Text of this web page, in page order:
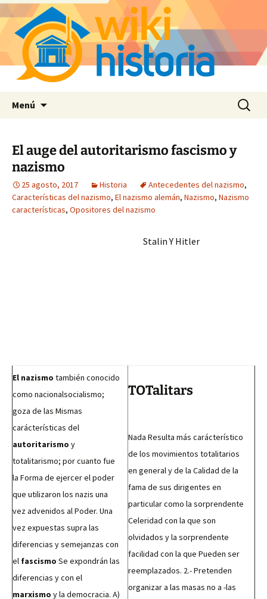
Menú Buscar:
El auge del autoritarismo fascismo y
nazismo
25 agosto, 2017 Historia Antecedentes del nazismo,
Características del nazismo, El nazismo alemán, Nazismo, Nazismo
características, Opositores del nazismo
Stalin Y Hitler
El nazismo también conocido
como nacionalsocialismo;
goza de las Mismas
carácterísticas del
autoritarismo y
totalitarismo; por cuanto fue
la Forma de ejercer el poder
que utilizaron los nazis una
vez advenidos al Poder. Una
vez expuestas supra las
diferencias y semejanzas con
el fascismo Se expondrán las
diferencias y con el
marxismo y la democracia. A)
TOTalitars
Nada Resulta más carácterístico
de los movimientos totalitarios
en general y de la Calidad de la
fama de sus dirigentes en
particular como la sorprendente
Celeridad con la que son
olvidados y la sorprendente
facilidad con la que Pueden ser
reemplazados. 2.- Pretenden
organizar a las masas no a -las